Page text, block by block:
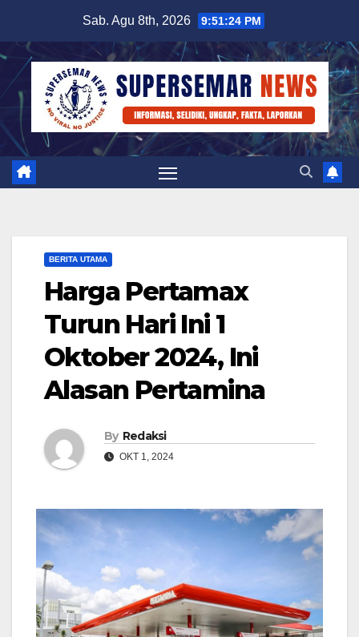
content
Sab. Agu 8th, 2026 9:51:25 PM
BERITA UTAMA
Harga Pertamax
Turun Hari Ini 1
Oktober 2024, Ini
Alasan Pertamina
By Redaksi
OKT 1, 2024